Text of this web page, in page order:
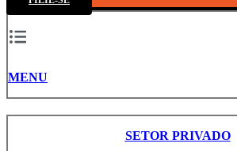
MENU
SETOR PRIVADO